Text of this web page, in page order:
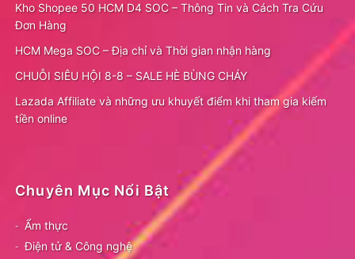
Kho Shopee 50 HCM D4 SOC – Thông Tin và Cách Tra Cứu
Đơn Hàng
HCM Mega SOC – Địa chỉ và Thời gian nhận hàng
CHUỖI SIÊU HỘI 8-8 – SALE HÈ BÙNG CHÁY
Lazada Affiliate và những ưu khuyết điểm khi tham gia kiếm
tiền online
Chuyên Mục Nổi Bật
Ẩm thực
Điện tử & Công nghệ